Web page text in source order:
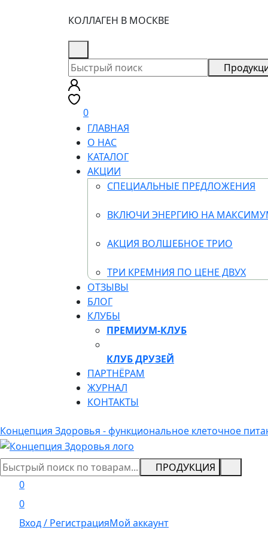
КОЛЛАГЕН В МОСКВЕ
0
ГЛАВНАЯ
О НАС
КАТАЛОГ
АКЦИИ
СПЕЦИАЛЬНЫЕ ПРЕДЛОЖЕНИЯ
ВКЛЮЧИ ЭНЕРГИЮ НА
АКЦИЯ ВОЛШЕБНОЕ ТРИО
ТРИ КРЕМНИЯ ПО ЦЕНЕ ДВУХ
ОТЗЫВЫ
БЛОГ
КЛУБЫ
ПРЕМИУМ-КЛУБ
КЛУБ ДРУЗЕЙ
ПАРТНЁРАМ
ЖУРНАЛ
КОНТАКТЫ
Концепция Здоровья - функциональное клеточное
ПРОДУКЦИЯ
0
0
Вход / РегистрацияМой аккаунт